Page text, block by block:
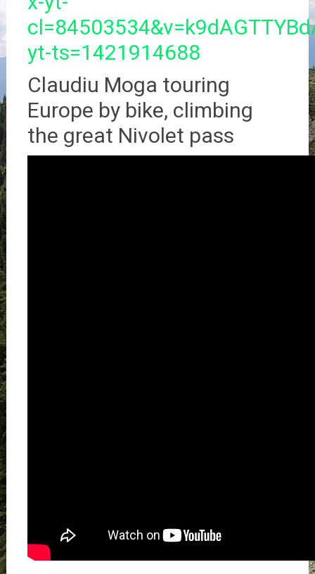
yt-ts=1421914688
Claudiu Moga touring
Europe by bike, climbing
the great Nivolet pass